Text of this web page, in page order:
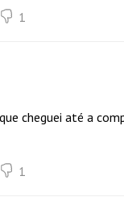
1
cheguei até a
1